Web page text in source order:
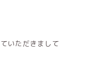
いただきまして